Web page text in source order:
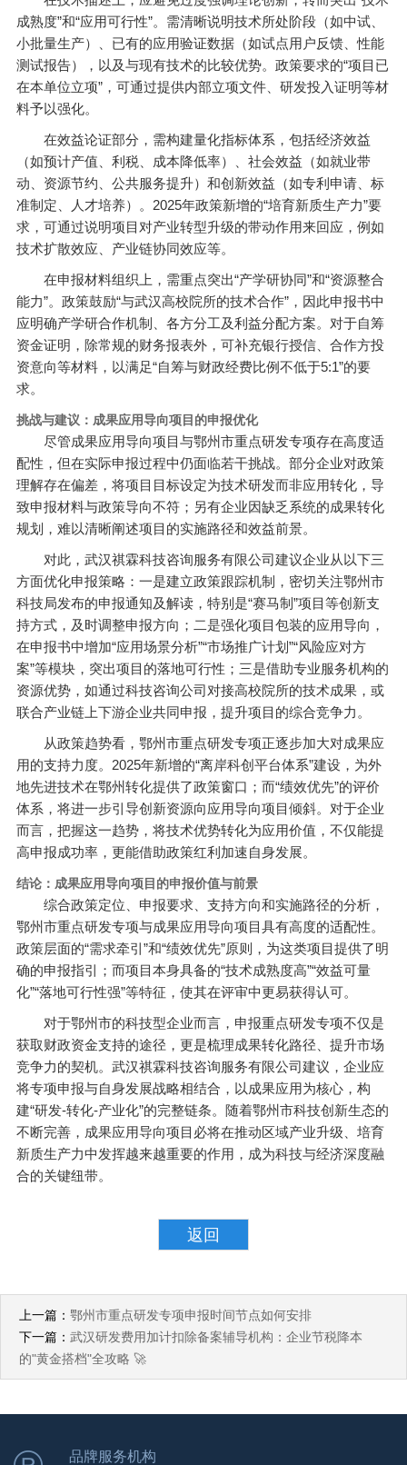
成熟度”和“应用可行性”。需清晰说明技术所处阶段（如中试、
小批量生产）、已有的应用验证数据（如试点用户反馈、性能
测试报告），以及与现有技术的比较优势。政策要求的“项目已
在本单位立项”，可通过提供内部立项文件、研发投入证明等材
料予以强化。
在效益论证部分，需构建量化指标体系，包括经济效益
（如预计产值、利税、成本降低率）、社会效益（如就业带
动、资源节约、公共服务提升）和创新效益（如专利申请、标
准制定、人才培养）。2025年政策新增的“培育新质生产力”要
求，可通过说明项目对产业转型升级的带动作用来回应，例如
技术扩散效应、产业链协同效应等。
在申报材料组织上，需重点突出“产学研协同”和“资源整合
能力”。政策鼓励“与武汉高校院所的技术合作”，因此申报书中
应明确产学研合作机制、各方分工及利益分配方案。对于自筹
资金证明，除常规的财务报表外，可补充银行授信、合作方投
资意向等材料，以满足“自筹与财政经费比例不低于5:1”的要
求。
挑战与建议：成果应用导向项目的申报优化
尽管成果应用导向项目与鄂州市重点研发专项存在高度适
配性，但在实际申报过程中仍面临若干挑战。部分企业对政策
理解存在偏差，将项目目标设定为技术研发而非应用转化，导
致申报材料与政策导向不符；另有企业因缺乏系统的成果转化
规划，难以清晰阐述项目的实施路径和效益前景。
对此，武汉祺霖科技咨询服务有限公司建议企业从以下三
方面优化申报策略：一是建立政策跟踪机制，密切关注鄂州市
科技局发布的申报通知及解读，特别是“赛马制”项目等创新支
持方式，及时调整申报方向；二是强化项目包装的应用导向，
在申报书中增加“应用场景分析”“市场推广计划”“风险应对方
案”等模块，突出项目的落地可行性；三是借助专业服务机构的
资源优势，如通过科技咨询公司对接高校院所的技术成果，或
联合产业链上下游企业共同申报，提升项目的综合竞争力。
从政策趋势看，鄂州市重点研发专项正逐步加大对成果应
用的支持力度。2025年新增的“离岸科创平台体系”建设，为外
地先进技术在鄂州转化提供了政策窗口；而“绩效优先”的评价
体系，将进一步引导创新资源向应用导向项目倾斜。对于企业
而言，把握这一趋势，将技术优势转化为应用价值，不仅能提
高申报成功率，更能借助政策红利加速自身发展。
结论：成果应用导向项目的申报价值与前景
综合政策定位、申报要求、支持方向和实施路径的分析，
鄂州市重点研发专项与成果应用导向项目具有高度的适配性。
政策层面的“需求牵引”和“绩效优先”原则，为这类项目提供了明
确的申报指引；而项目本身具备的“技术成熟度高”“效益可量
化”“落地可行性强”等特征，使其在评审中更易获得认可。
对于鄂州市的科技型企业而言，申报重点研发专项不仅是
获取财政资金支持的途径，更是梳理成果转化路径、提升市场
竞争力的契机。武汉祺霖科技咨询服务有限公司建议，企业应
将专项申报与自身发展战略相结合，以成果应用为核心，构
建“研发-转化-产业化”的完整链条。随着鄂州市科技创新生态的
不断完善，成果应用导向项目必将在推动区域产业升级、培育
新质生产力中发挥越来越重要的作用，成为科技与经济深度融
合的关键纽带。
返回
上一篇： 鄂州市重点研发专项申报时间节点如何安排
下一篇： 武汉研发费用加计扣除备案辅导机构：企业节税降本
的"黄金搭档"全攻略 🚀
品牌服务机构